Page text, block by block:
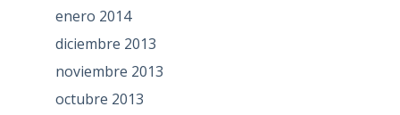
enero 2014
diciembre 2013
noviembre 2013
octubre 2013